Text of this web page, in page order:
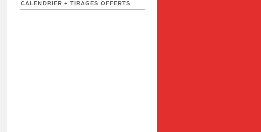
CALENDRIER + TIRAGES OFFERTS